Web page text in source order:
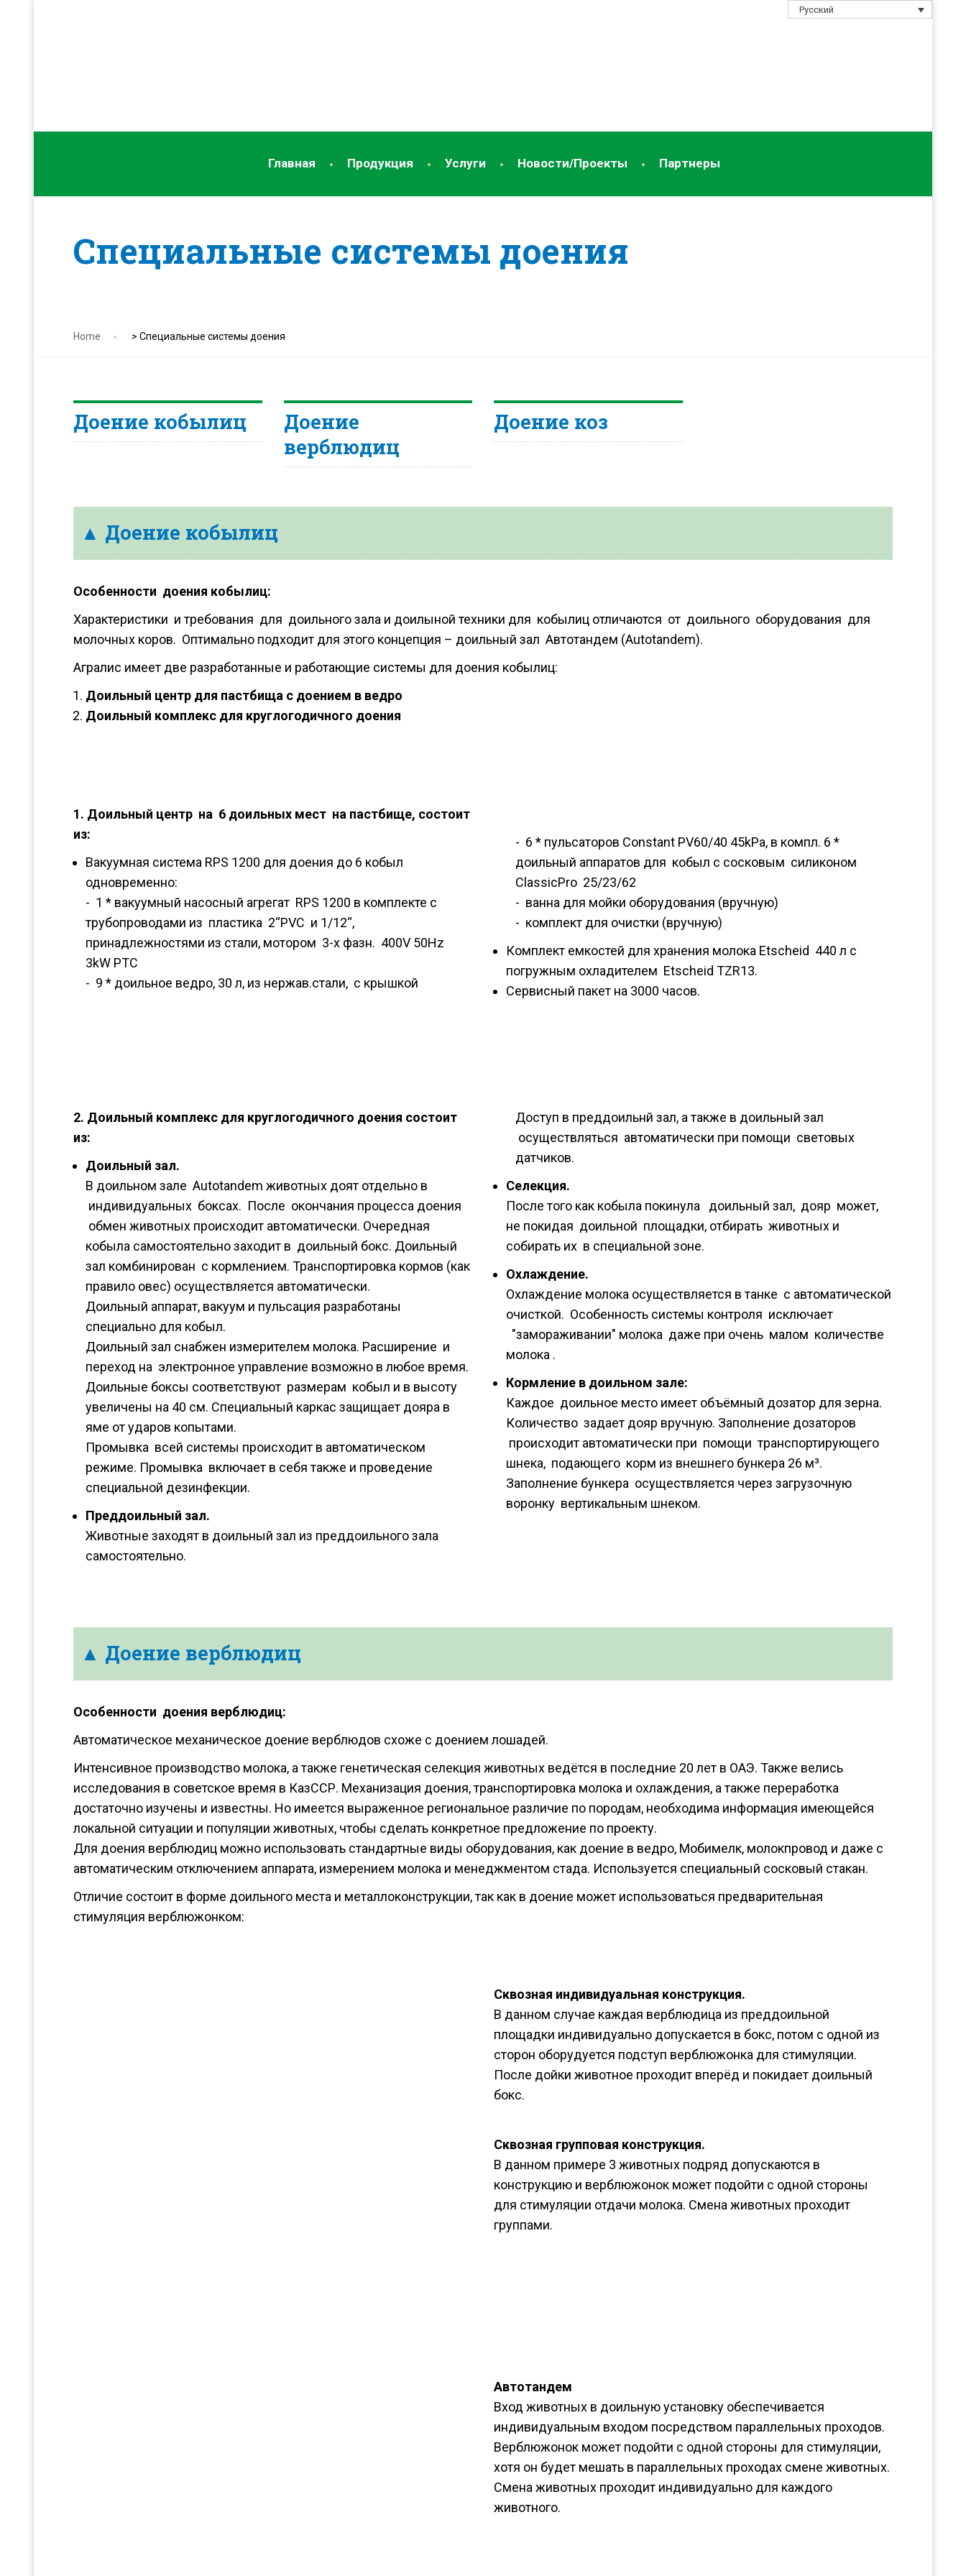
Русский
Главная Продукция Услуги Новости/Проекты Партнеры
Специальные системы доения
Home > Специальные системы доения
Доение кобылиц
Доение
верблюдиц
Доение коз
▲ Доение кобылиц
Особенности доения кобылиц:
Характеристики и требования для доильного зала и доилыной техники для кобылиц отличаются от доильного оборудования для
молочных коров. Оптимально подходит для этого концепция – доильный зал Автотандем (Autotandem).
Агралис имеет две разработанные и работающие системы для доения кобылиц:
Доильный центр для пастбища с доением в ведро
Доильный комплекс для круглогодичного доения
1. Доильный центр на 6 доильных мест на пастбище, состоит
из:
Вакуумная система RPS 1200 для доения до 6 кобыл
одновременно:
- 1 * вакуумный насосный агрегат RPS 1200 в комплекте с
трубопроводами из пластика 2“PVC и 1/12“,
принадлежностями из стали, мотором 3-х фазн. 400V 50Hz
3kW PTC
- 9 * доильное ведро, 30 л, из нержав.стали, с крышкой
- 6 * пульсаторов Constant PV60/40 45kPa, в компл. 6 *
доильный аппаратов для кобыл с сосковым силиконом
ClassicPro 25/23/62
- ванна для мойки оборудования (вручную)
- комплект для очистки (вручную)
Комплект емкостей для хранения молока Etscheid 440 л с
погружным охладителем Etscheid TZR13.
Сервисный пакет на 3000 часов.
2. Доильный комплекс для круглогодичного доения состоит
из:
Доильный зал.
В доильном зале Autotandem животных доят отдельно в
индивидуальных боксах. После окончания процесса доения
обмен животных происходит автоматически. Очередная
кобыла самостоятельно заходит в доильный бокс. Доильный
зал комбинирован с кормлением. Транспортировка кормов (как
правило овес) осуществляется автоматически.
Доильный аппарат, вакуум и пульсация разработаны
специально для кобыл.
Доильный зал снабжен измерителем молока. Расширение и
переход на электронное управление возможно в любое время.
Доильные боксы соответствуют размерам кобыл и в высоту
увеличены на 40 см. Специальный каркас защищает дояра в
яме от ударов копытами.
Промывка всей системы происходит в автоматическом
режиме. Промывка включает в себя также и проведение
специальной дезинфекции.
Преддоильный зал.
Животные заходят в доильный зал из преддоильного зала
самостоятельно.
Доступ в преддоильнй зал, а также в доильный зал
осуществляться автоматически при помощи световых
датчиков.
Селекция.
После того как кобыла покинула доильный зал, дояр может,
не покидая доильной площадки, отбирать животных и
собирать их в специальной зоне.
Охлаждение.
Охлаждение молока осуществляется в танке с автоматической
очисткой. Особенность системы контроля исключает
"замораживании" молока даже при очень малом количестве
молока .
Кормление в доильном зале:
Каждое доильное место имеет объёмный дозатор для зерна.
Количество задает дояр вручную. Заполнение дозаторов
происходит автоматически при помощи транспортирующего
шнека, подающего корм из внешнего бункера 26 м³.
Заполнение бункера осуществляется через загрузочную
воронку вертикальным шнеком.
▲ Доение верблюдиц
Особенности доения верблюдиц:
Автоматическое механическое доение верблюдов схоже с доением лошадей.
Интенсивное производство молока, а также генетическая селекция животных ведётся в последние 20 лет в ОАЭ. Также велись
исследования в советское время в КазССР. Механизация доения, транспортировка молока и охлаждения, а также переработка
достаточно изучены и известны. Но имеется выраженное региональное различие по породам, необходима информация имеющейся
локальной ситуации и популяции животных, чтобы сделать конкретное предложение по проекту.
Для доения верблюдиц можно использовать стандартные виды оборудования, как доение в ведро, Мобимелк, молокпровод и даже с
автоматическим отключением аппарата, измерением молока и менеджментом стада. Используется специальный сосковый стакан.
Отличие состоит в форме доильного места и металлоконструкции, так как в доение может использоваться предварительная
стимуляция верблюжонком:
Сквозная индивидуальная конструкция.
В данном случае каждая верблюдица из преддоильной
площадки индивидуально допускается в бокс, потом с одной из
сторон оборудуется подступ верблюжонка для стимуляции.
После дойки животное проходит вперёд и покидает доильный
бокс.
Сквозная групповая конструкция.
В данном примере 3 животных подряд допускаются в
конструкцию и верблюжонок может подойти с одной стороны
для стимуляции отдачи молока. Смена животных проходит
группами.
Автотандем
Вход животных в доильную установку обеспечивается
индивидуальным входом посредством параллельных проходов.
Верблюжонок может подойти с одной стороны для стимуляции,
хотя он будет мешать в параллельных проходах смене животных.
Смена животных проходит индивидуально для каждого
животного.